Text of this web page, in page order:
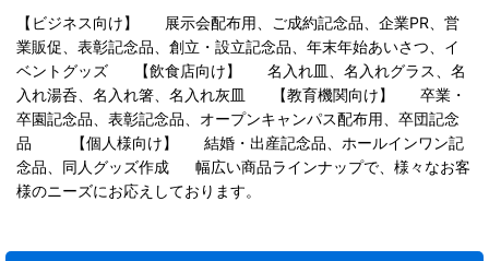
【ビジネス向け】 展示会配布用、ご成約記念品、企業PR、営
業販促、表彰記念品、創立・設立記念品、年末年始あいさつ、イ
ベントグッズ 【飲食店向け】 名入れ皿、名入れグラス、名
入れ湯呑、名入れ箸、名入れ灰皿 【教育機関向け】 卒業・
卒園記念品、表彰記念品、オープンキャンパス配布用、卒団記念
品 【個人様向け】 結婚・出産記念品、ホールインワン記
念品、同人グッズ作成 幅広い商品ラインナップで、様々なお客
様のニーズにお応えしております。